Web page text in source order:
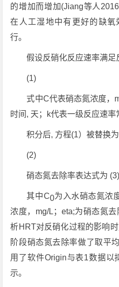
的增加而增加(Jiang等人
在人工湿地中有更好的缺
行。
假设反硝化反应速率满足
(1)
式中C代表硝态氮浓度，
时间, 天；k代表一级反应速率
积分后, 方程(1）被替换为
(2)
硝态氮去除率表达式为 (3)
其中C0为入水硝态氮浓
浓度，mg/L；eta;为硝态氮
析HRT对反硝化过程的影响
阶段硝态氮去除率做了取平
用了软件Origin与表1数据以
示。